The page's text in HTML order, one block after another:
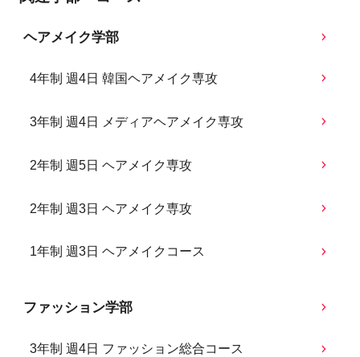
ヘアメイク学部
4年制 週4日 韓国ヘアメイク専攻
3年制 週4日 メディアヘアメイク専攻
2年制 週5日 ヘアメイク専攻
2年制 週3日 ヘアメイク専攻
1年制 週3日 ヘアメイクコース
ファッション学部
3年制 週4日 ファッション総合コース